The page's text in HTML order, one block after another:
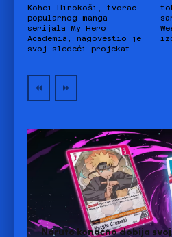
Kohei Hirokoši, tvorac
popularnog manga
serijala My Hero
Academia, nagovestio je
svoj sledeći projekat
tokom promotivne
saradnje manga časopisa
Weekly Shonen Jump i
Naruto konačno dobija